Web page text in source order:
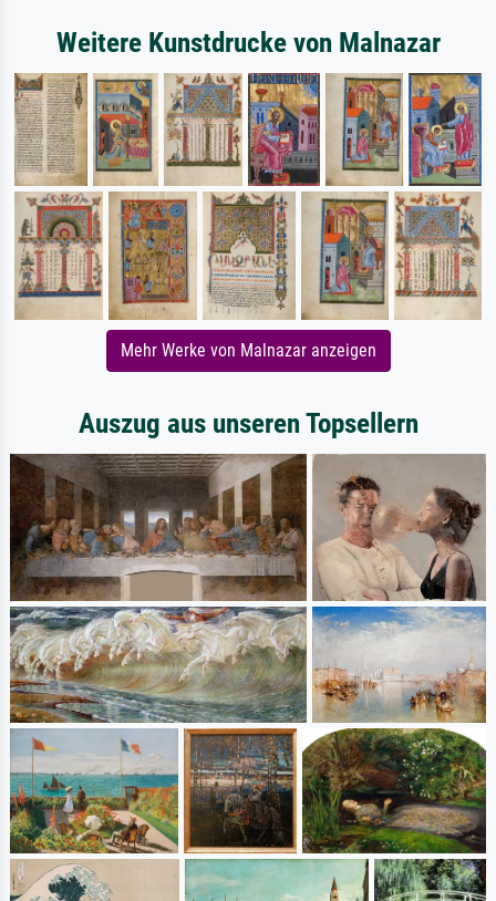
Weitere Kunstdrucke von Malnazar
Mehr Werke von Malnazar anzeigen
Auszug aus unseren Topsellern